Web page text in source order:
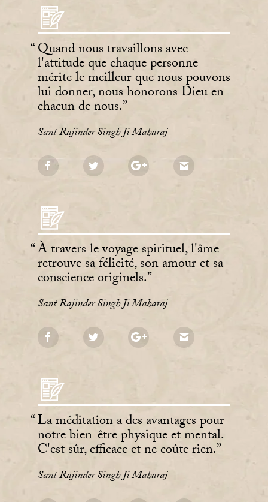
Quand nous travaillons avec
l'attitude que chaque personne
mérite le meilleur que nous pouvons
lui donner, nous honorons Dieu en
chacun de nous.
Sant Rajinder Singh Ji Maharaj
À travers le voyage spirituel, l'âme
retrouve sa félicité, son amour et sa
conscience originels.
Sant Rajinder Singh Ji Maharaj
La méditation a des avantages pour
notre bien-être physique et mental.
C'est sûr, efficace et ne coûte rien.
Sant Rajinder Singh Ji Maharaj